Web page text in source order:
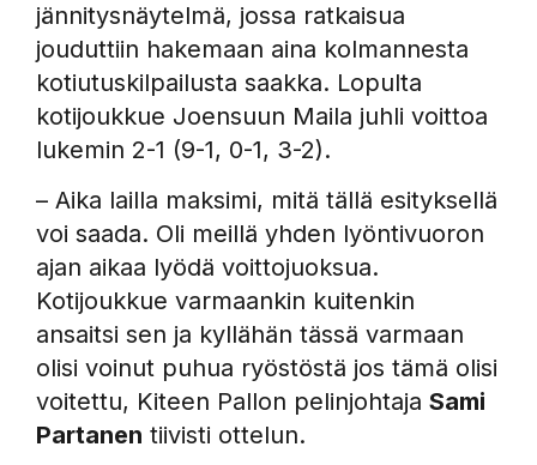
jännitysnäytelmä, jossa ratkaisua
jouduttiin hakemaan aina kolmannesta
kotiutuskilpailusta saakka. Lopulta
kotijoukkue Joensuun Maila juhli voittoa
lukemin 2-1 (9-1, 0-1, 3-2).
– Aika lailla maksimi, mitä tällä esityksellä
voi saada. Oli meillä yhden lyöntivuoron
ajan aikaa lyödä voittojuoksua.
Kotijoukkue varmaankin kuitenkin
ansaitsi sen ja kyllähän tässä varmaan
olisi voinut puhua ryöstöstä jos tämä olisi
voitettu, Kiteen Pallon pelinjohtaja Sami
Partanen tiivisti ottelun.